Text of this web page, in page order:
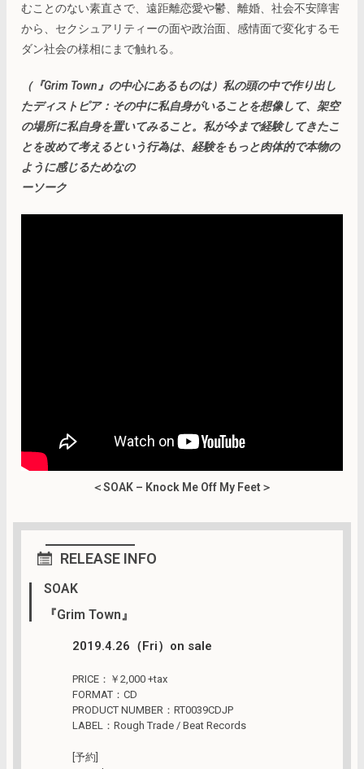
むことのない素直さで、遠距離恋愛や鬱、離婚、社会不安障害
から、セクシュアリティーの面や政治面、感情面で変化するモ
ダン社会の様相にまで触れる。
（『Grim Town』の中心にあるものは）私の頭の中で作り出し
たディストピア：その中に私自身がいることを想像して、架空
の場所に私自身を置いてみること。私が今まで経験してきたこ
とを改めて考えるという行為は、経験をもっと肉体的で本物の
ように感じるためなの
ーソーク
＜SOAK – Knock Me Off My Feet＞
RELEASE INFO
SOAK
『Grim Town』
2019.4.26（Fri）on sale
PRICE：￥2,000 +tax
FORMAT：CD
PRODUCT NUMBER：RT0039CDJP
LABEL：Rough Trade / Beat Records
[予約]